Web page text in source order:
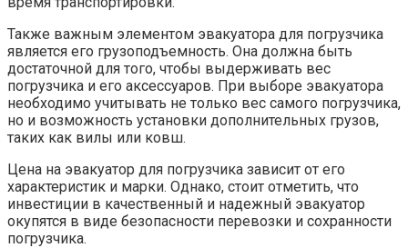
Также важным элементом эвакуатора для погрузчика
является его грузоподъемность. Она должна быть
достаточной для того, чтобы выдерживать вес
погрузчика и его аксессуаров. При выборе эвакуатора
необходимо учитывать не только вес самого погрузчика,
но и возможность установки дополнительных грузов,
таких как вилы или ковш.
Цена на эвакуатор для погрузчика зависит от его
характеристик и марки. Однако, стоит отметить, что
инвестиции в качественный и надежный эвакуатор
окупятся в виде безопасности перевозки и сохранности
погрузчика.